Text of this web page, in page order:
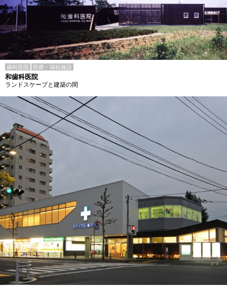
歯科医院 医療・福祉施設
和歯科医院
ランドスケープと建築の間